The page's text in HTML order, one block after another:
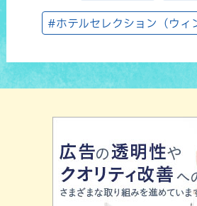
#ホテルセレクション（ウ